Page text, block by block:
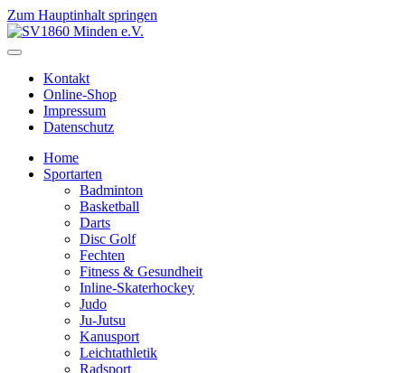
Zum Hauptinhalt springen
Kontakt
Online-Shop
Impressum
Datenschutz
Home
Sportarten
Badminton
Basketball
Darts
Disc Golf
Fechten
Fitness & Gesundheit
Inline-Skaterhockey
Judo
Ju-Jutsu
Kanusport
Leichtathletik
Radsport